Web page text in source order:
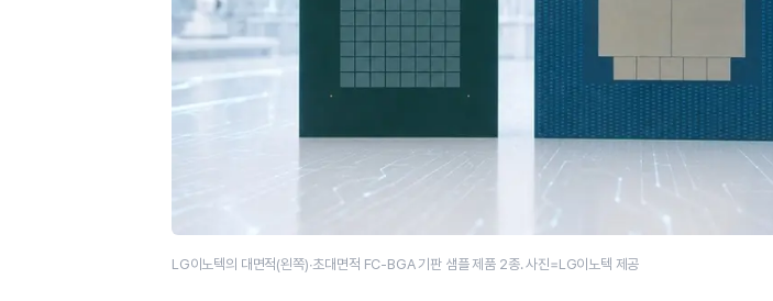
LG이노텍의 대면적(왼쪽)∙초대면적 FC-BGA 기판 샘플 제품 2종. 사진=LG이노텍 제공